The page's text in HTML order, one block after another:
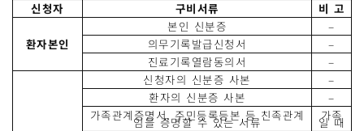
신청자 구비서류 비 고
환자본인
본인 신분증
–
의무기록발급신청서
–
진료기록열람동의서
–
신청자의 신분증 사본
–
환자의 신분증 사본
–
가족관계증명서, 주민등록등본 등 친족관계
임을 증명할 수 있는 서류 가족
일 때